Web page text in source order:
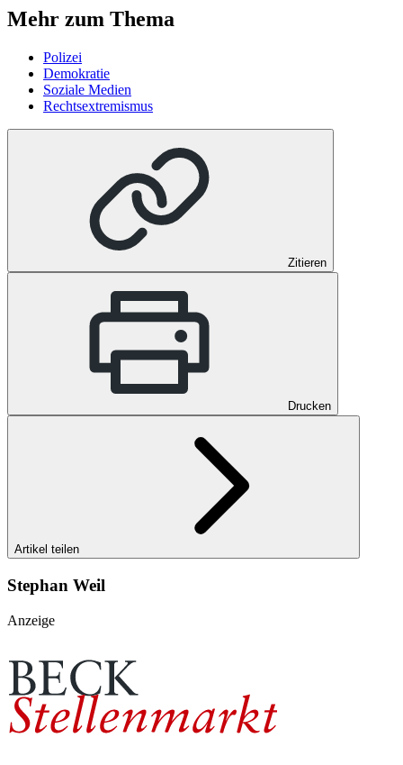
Mehr zum Thema
Polizei
Demokratie
Soziale Medien
Rechtsextremismus
Zitieren
Drucken
Artikel teilen
Stephan Weil
Anzeige